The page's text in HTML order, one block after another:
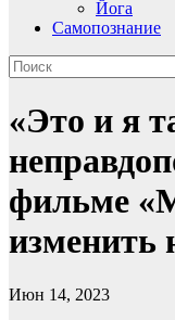
Йога
Самопознание
«Это и я
фильме
изменить
Июн 14, 2023